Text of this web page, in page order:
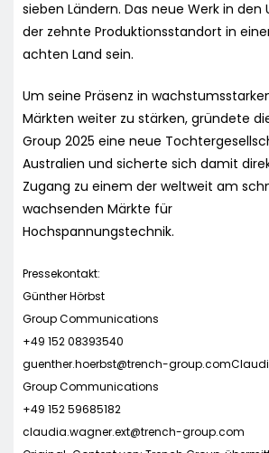
sieben Ländern. Das neue Werk in den
der zehnte Produktionsstandort in
achten Land sein.
Um seine Präsenz in
Märkten weiter zu stärken, gründete
Group 2025 eine neue
Australien und sicherte sich damit
Zugang zu einem der weltweit am
wachsenden Märkte für
Hochspannungstechnik.
Pressekontakt:
Günther Hörbst
Group Communications
+49 152 08393540
guenther.hoerbst@trench-
Group Communications
+49 152 59685182
claudia.wagner.ext@trench-group.com